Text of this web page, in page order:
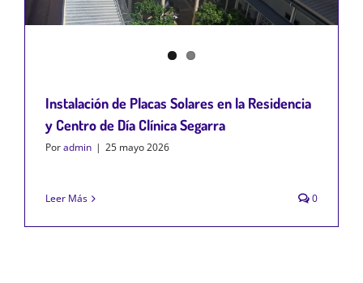
Instalación de Placas Solares en la Residencia
y Centro de Día Clínica Segarra
Poradmin | 25 mayo 2026
Leer Más 0